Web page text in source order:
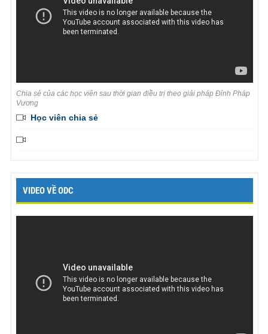
Chia sẻ của các học viên sau thời gian điều trị theo giải pháp Đỉnh Pháp
Vương
Học viên chia sẻ
VIDEO VỀ ODC